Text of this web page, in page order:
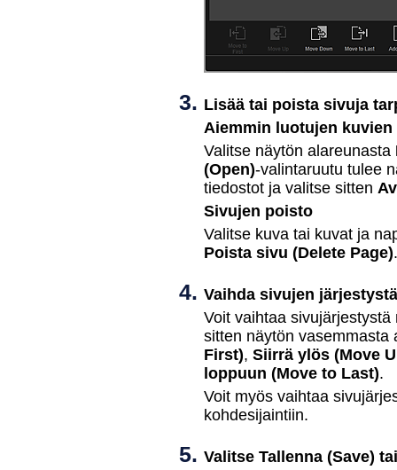
Lisää tai poista sivuja
Aiemmin luotujen
Valitse näytön alareunasta
(Open)-valintaruutu tulee
tiedostot ja valitse sitten
Sivujen poisto
Valitse kuva tai kuvat ja
Poista sivu (Delete Page).
Vaihda sivujen
Voit vaihtaa
sitten näytön vasemmasta
First), Siirrä ylös (Move
loppuun (Move to Last).
Voit myös vaihtaa
kohdesijaintiin.
Valitse Tallenna (Save)